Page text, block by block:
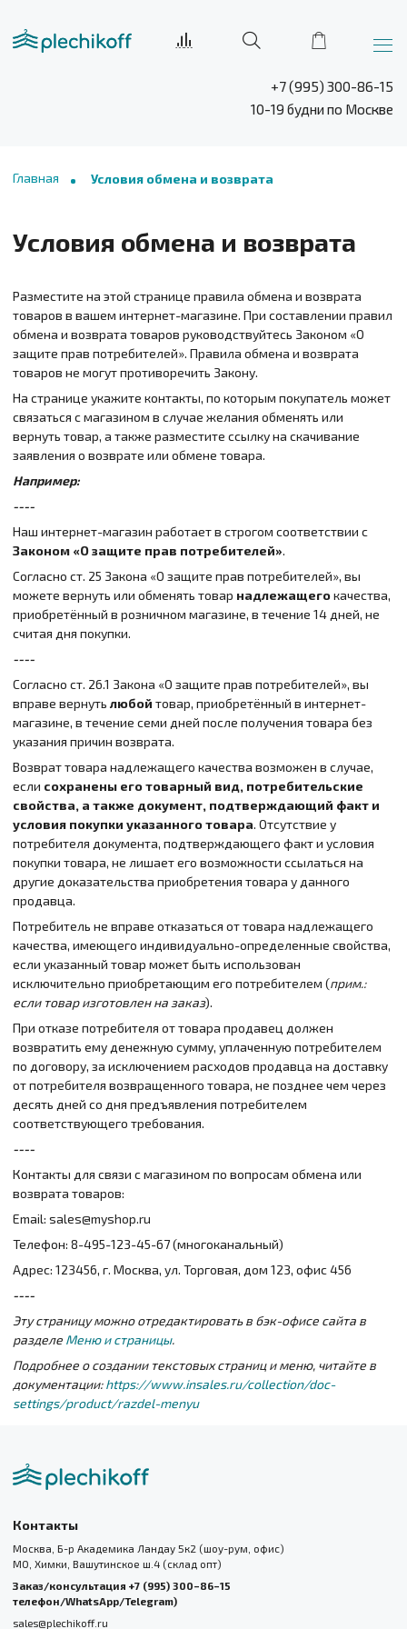
+7 (995) 300-86-15
10-19 будни по Москве
Главная Условия обмена и возврата
Условия обмена и возврата
Разместите на этой странице правила обмена и возврата
товаров в вашем интернет-магазине. При составлении правил
обмена и возврата товаров руководствуйтесь Законом «О
защите прав потребителей». Правила обмена и возврата
товаров не могут противоречить Закону.
На странице укажите контакты, по которым покупатель может
связаться с магазином в случае желания обменять или
вернуть товар, а также разместите ссылку на скачивание
заявления о возврате или обмене товара.
Например:
----
Наш интернет-магазин работает в строгом соответствии с
Законом «О защите прав потребителей».
Согласно ст. 25 Закона «О защите прав потребителей», вы
можете вернуть или обменять товар надлежащегокачества,
приобретённый в розничном магазине, в течение 14 дней, не
считая дня покупки.
----
Согласно ст. 26.1 Закона «О защите прав потребителей», вы
вправе вернутьлюбой товар, приобретённый в интернет-
магазине, в течение семи дней после получения товара без
указания причин возврата.
Возврат товара надлежащего качества возможен в случае,
если сохранены его товарный вид, потребительские
свойства, а также документ, подтверждающий факт и
условия покупки указанного товара. Отсутствие у
потребителя документа, подтверждающего факт и условия
покупки товара, не лишает его возможности ссылаться на
другие доказательства приобретения товара у данного
продавца.
Потребитель не вправе отказаться от товара надлежащего
качества, имеющего индивидуально-определенные свойства,
если указанный товар может быть использован
исключительно приобретающим его потребителем (прим.:
если товар изготовлен на заказ).
При отказе потребителя от товара продавец должен
возвратить ему денежную сумму, уплаченную потребителем
по договору, за исключением расходов продавца на доставку
от потребителя возвращенного товара, не позднее чем через
десять дней со дня предъявления потребителем
соответствующего требования.
----
Контакты для связи с магазином по вопросам обмена или
возврата товаров:
Email: sales@myshop.ru
Телефон: 8-495-123-45-67 (многоканальный)
Адрес: 123456, г. Москва, ул. Торговая, дом 123, офис 456
----
Эту страницу можно отредактировать в бэк-офисе сайта в
разделе Меню и страницы.
Подробнее о создании текстовых страниц и меню, читайте в
документации:https://www.insales.ru/collection/doc-
settings/product/razdel-menyu
Контакты
Москва, Б-р Академика Ландау 5к2 (шоу-рум, офис)
МО, Химки, Вашутинское ш.4 (склад опт)
Заказ/консультация +7 (995) 300–86–15
телефон/WhatsApp/Telegram)
sales@plechikoff.ru